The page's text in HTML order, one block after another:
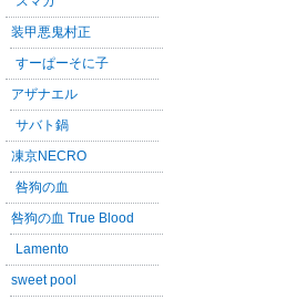
装甲悪鬼村正
すーぱーそに子
アザナエル
サバト鍋
凍京NECRO
咎狗の血
咎狗の血 True Blood
Lamento
sweet pool